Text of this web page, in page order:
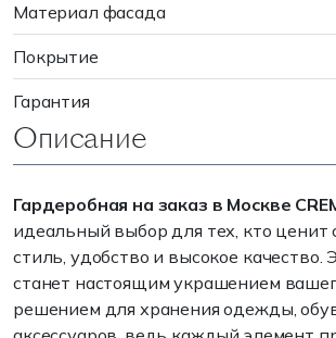
Материал фасада
Покрытие
Гарантия
Описание
Гардеробная на заказ в Москве
идеальный выбор для тех, кто ценит
стиль, удобство и высокое качество.
станет настоящим украшением
решением для хранения одежды,